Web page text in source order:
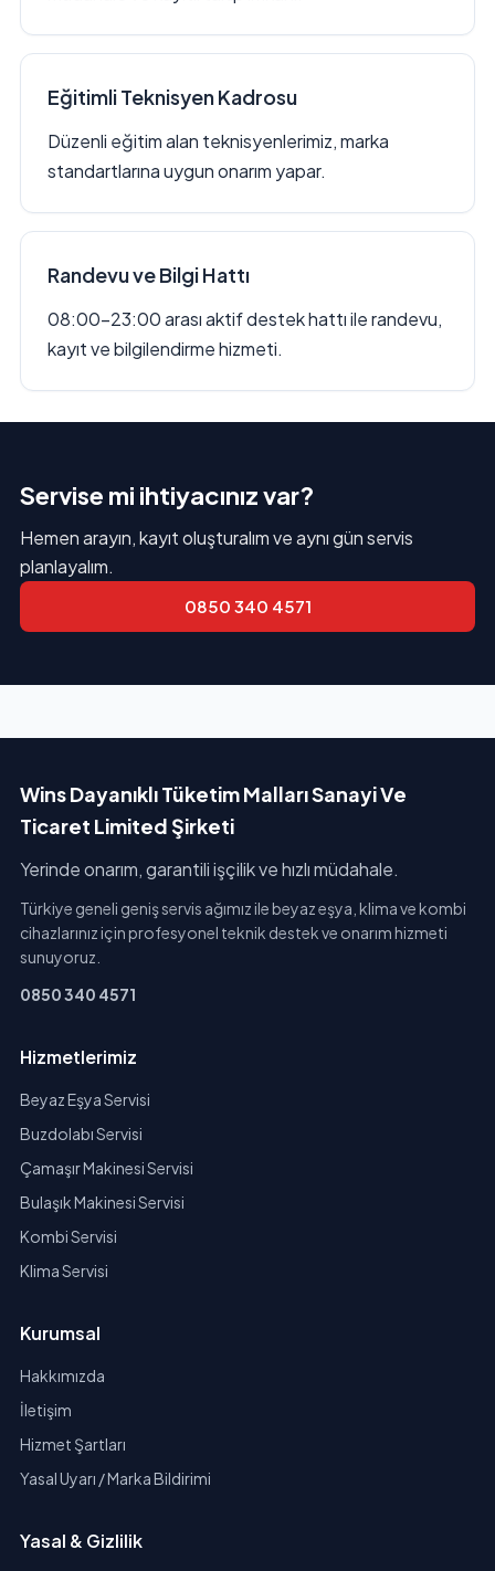
Eğitimli Teknisyen Kadrosu
Düzenli eğitim alan teknisyenlerimiz, marka
standartlarına uygun onarım yapar.
Randevu ve Bilgi Hattı
08:00–23:00 arası aktif destek hattı ile randevu,
kayıt ve bilgilendirme hizmeti.
Servise mi ihtiyacınız var?
Hemen arayın, kayıt oluşturalım ve aynı gün servis
planlayalım.
0850 340 4571
Wins Dayanıklı Tüketim Malları Sanayi Ve
Ticaret Limited Şirketi
Yerinde onarım, garantili işçilik ve hızlı müdahale.
Türkiye geneli geniş servis ağımız ile beyaz eşya, klima ve kombi
cihazlarınız için profesyonel teknik destek ve onarım hizmeti
sunuyoruz.
0850 340 4571
Hizmetlerimiz
Beyaz Eşya Servisi
Buzdolabı Servisi
Çamaşır Makinesi Servisi
Bulaşık Makinesi Servisi
Kombi Servisi
Klima Servisi
Kurumsal
Hakkımızda
İletişim
Hizmet Şartları
Yasal Uyarı / Marka Bildirimi
Yasal & Gizlilik